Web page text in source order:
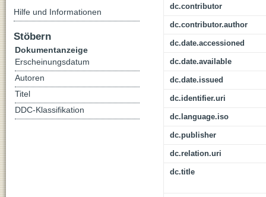
dc.contributor
dc.contributor.author
dc.date.accessioned
dc.date.available
dc.date.issued
dc.identifier.uri
dc.language.iso
dc.publisher
dc.relation.uri
dc.title
Hilfe und Informationen
Stöbern
Dokumentanzeige
Erscheinungsdatum
Autoren
Titel
DDC-Klassifikation